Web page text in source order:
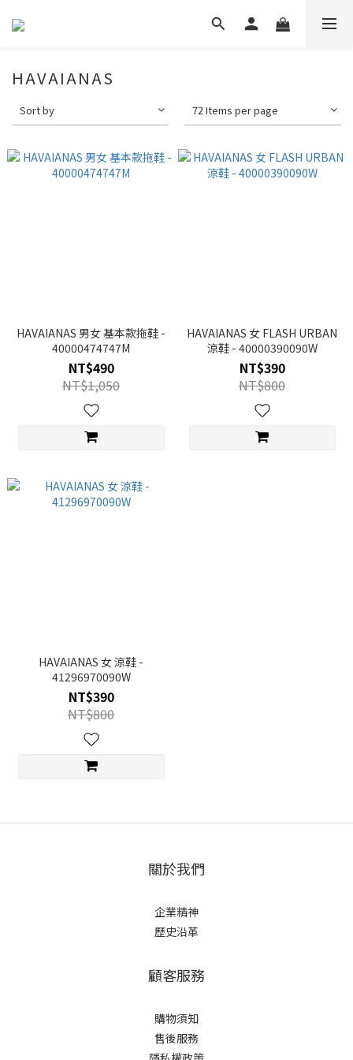
HAVAIANAS
Sort by 72 Items per page
HAVAIANAS 男女 基本款拖鞋 -
40000474747M
NT$490
NT$1,050
HAVAIANAS 女 FLASH URBAN
涼鞋 - 40000390090W
NT$390
NT$800
HAVAIANAS 女 涼鞋 -
41296970090W
NT$390
NT$800
關於我們
企業精神
歷史沿革
顧客服務
購物須知
售後服務